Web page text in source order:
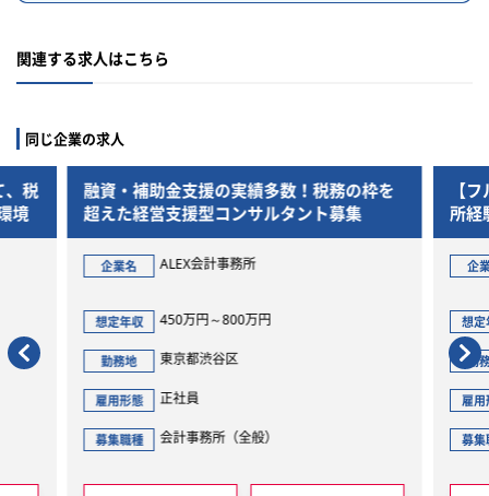
関連する求人はこちら
同じ企業の求人
務の枠を
募集
【フルリモート相談可】簿記2級・会計事務
所経験を活かす！クラウド会計を積極導入
する30名規模の事務所でバックオフィスの
中核へ
企業名 ALEX会計事務所
想定年収 450万円～750万円
勤務地 東京都渋谷区
雇用形態
募集職種 会計事務所（全般）